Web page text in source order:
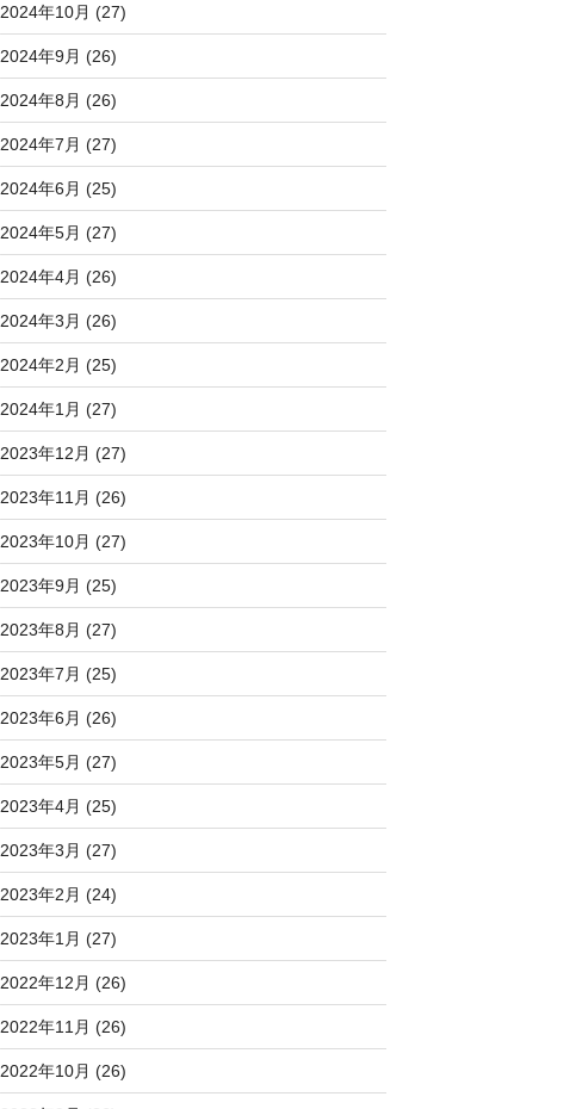
2024年10月 (27)
2024年9月 (26)
2024年8月 (26)
2024年7月 (27)
2024年6月 (25)
2024年5月 (27)
2024年4月 (26)
2024年3月 (26)
2024年2月 (25)
2024年1月 (27)
2023年12月 (27)
2023年11月 (26)
2023年10月 (27)
2023年9月 (25)
2023年8月 (27)
2023年7月 (25)
2023年6月 (26)
2023年5月 (27)
2023年4月 (25)
2023年3月 (27)
2023年2月 (24)
2023年1月 (27)
2022年12月 (26)
2022年11月 (26)
2022年10月 (26)